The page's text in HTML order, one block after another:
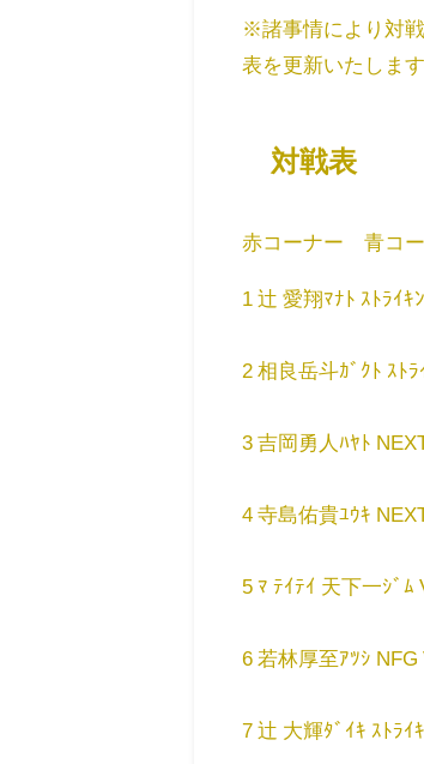
※諸事情により対
表を更新いたします
対戦表
赤コーナー 青コ
1 辻 愛翔ﾏﾅﾄ ｽﾄﾗｲｷ
2 相良岳斗ｶﾞｸﾄ ｽﾄ
3 吉岡勇人ﾊﾔﾄ
4 寺島佑貴ﾕｳｷ
5 ﾏ ﾃｲﾃｲ 天下一ｼﾞﾑ
6 若林厚至ｱﾂｼ
7 辻 大輝ﾀﾞｲｷ ｽﾄﾗｲ